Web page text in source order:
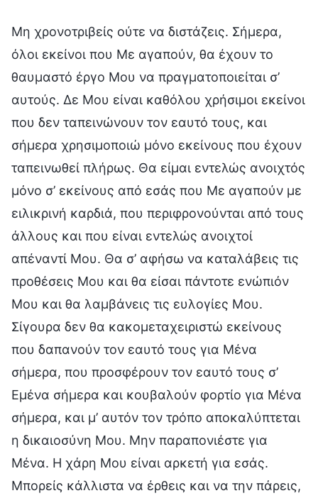
Μη χρονοτριβείς ούτε να διστάζεις. Σήμερα,
όλοι εκείνοι που Με αγαπούν, θα έχουν το
θαυμαστό έργο Μου να πραγματοποιείται σ’
αυτούς. Δε Μου είναι καθόλου χρήσιμοι εκείνοι
που δεν ταπεινώνουν τον εαυτό τους, και
σήμερα χρησιμοποιώ μόνο εκείνους που έχουν
ταπεινωθεί πλήρως. Θα είμαι εντελώς ανοιχτός
μόνο σ’ εκείνους από εσάς που Με αγαπούν με
ειλικρινή καρδιά, που περιφρονούνται από τους
άλλους και που είναι εντελώς ανοιχτοί
απέναντί Μου. Θα σ’ αφήσω να καταλάβεις τις
προθέσεις Μου και θα είσαι πάντοτε ενώπιόν
Μου και θα λαμβάνεις τις ευλογίες Μου.
Σίγουρα δεν θα κακομεταχειριστώ εκείνους
που δαπανούν τον εαυτό τους για Μένα
σήμερα, που προσφέρουν τον εαυτό τους σ’
Εμένα σήμερα και κουβαλούν φορτίο για Μένα
σήμερα, και μ’ αυτόν τον τρόπο αποκαλύπτεται
η δικαιοσύνη Μου. Μην παραπονιέστε για
Μένα. Η χάρη Μου είναι αρκετή για εσάς.
Μπορείς κάλλιστα να έρθεις και να την πάρεις,